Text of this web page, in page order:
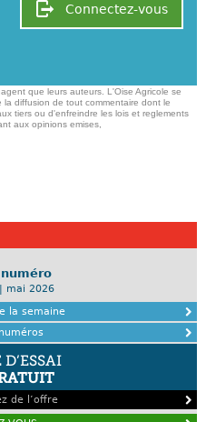
Connectez-vous
que leurs auteurs. L'Oise Agricole se
diffusion de tout commentaire dont le
tiers ou d'enfreindre les lois et reglements
aux opinions emises,
mai 2026
la semaine
D’ESSAI
de l’offre